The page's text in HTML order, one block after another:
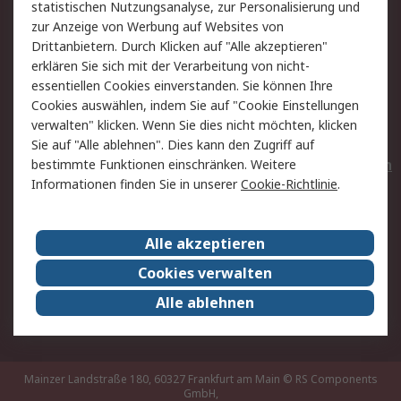
Hilfe
Privatkunden
Rechtliches
AGB
Datenschutz
Cookie-Richtlinie
Zahlungsbedingungen
Copyright/Impressum
Entsorgung
Elektrogeräte/Batterien
RS weltweit
Karriere bei RS
Nachhaltigkeit
Qualität/Umwelt/ZertifikatePresse-Center
Event-Center
Mainzer Landstraße 180, 60327 Frankfurt am Main © RS Components
GmbH,
statistischen Nutzungsanalyse, zur Personalisierung und
zur Anzeige von Werbung auf Websites von
Drittanbietern. Durch Klicken auf "Alle akzeptieren"
erklären Sie sich mit der Verarbeitung von nicht-
essentiellen Cookies einverstanden. Sie können Ihre
Cookies auswählen, indem Sie auf "Cookie Einstellungen
verwalten" klicken. Wenn Sie dies nicht möchten, klicken
Sie auf "Alle ablehnen". Dies kann den Zugriff auf
bestimmte Funktionen einschränken. Weitere
Informationen finden Sie in unsererCookie-Richtlinie.
Alle akzeptieren
Cookies verwalten
Alle ablehnen